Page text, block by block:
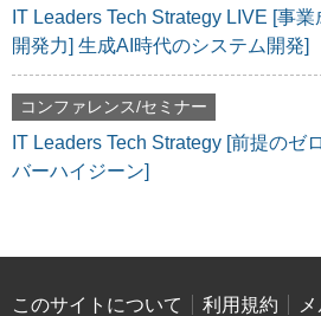
IT Leaders Tech Strategy LIVE [事
開発力] 生成AI時代のシステム開発]
コンファレンス/セミナー
IT Leaders Tech Strategy [前提のゼ
バーハイジーン]
このサイトについて 利用規約